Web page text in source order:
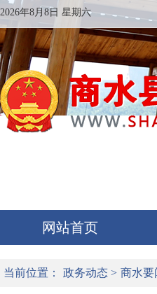
2026年8月8日 星期六
网站首页
当前位置： 政务动态 > 商水要